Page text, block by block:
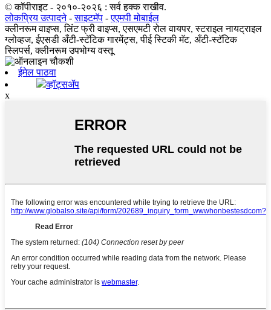
© कॉपीराइट - २०१०-२०२६ : सर्व हक्क राखीव.
लोकप्रिय उत्पादने-साइटमॅप -एएमपी मोबाईल
क्लीनरूम वाइप्स, लिंट फ्री वाइप्स, एसएमटी रोल वायपर, स्टराइल नायट्राइल
ग्लोव्हज, ईएसडी अँटी-स्टॅटिक गारमेंट्स, पीई स्टिकी मॅट, अँटी-स्टॅटिक
स्लिपर्स, क्लीनरूम उपभोग्य वस्तू
ईमेल पाठवा
व्हॉट्सॲप
x